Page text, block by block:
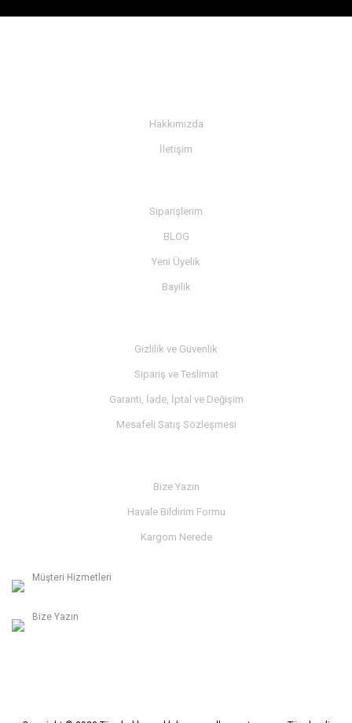
Hakkımızda
İletişim
Siparişlerim
BLOG
Yeni Üyelik
Bayilik
Gizlilik ve Güvenlik
Sipariş ve Teslimat
Garanti, İade, İptal ve Değişim
Mesafeli Satış Sözleşmesi
Bize Yazın
Havale Bildirim Formu
Kargom Nerede
Müşteri Hizmetleri
Bize Yazın